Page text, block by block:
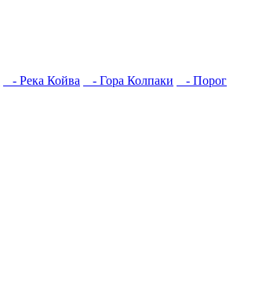
- Река Койва - Гора Колпаки
- Порог